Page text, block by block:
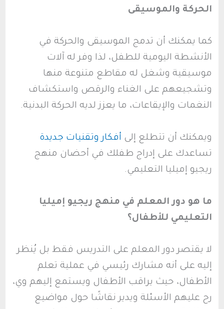
الحركة والموسيقى
كما يمكنك أن تدمج الموسيقى والحركة في
الأنشطة اليومية للطفل، لذا وفر له آلات
موسيقية وشغل له مقاطع متنوعة منها
وتشجيعهم على الغناء والرقص واستكشاف
النغمات والإيقاعات، ما يعزز لديه الحركة البدنية.
ويمكنك أن تتطلع إلى أفكار وتقنيات جديدة
تساعدك على إدراج طفلك في أحضان منهج
ريجيو إميليا التعليمي.
ما هو دور المعلم في منهج ريجيو إميليا
التعليمي للأطفال؟
لا يقتصر دور المعلم على التدريس فقط بل يُنظر
إليه على أنه مشارك رئيسي في عملية تعلم
الأطفال، حيث يراقب الأطفال ويستمع إليهم وي،
رح عليهم الأسئلة ويدير نقاشًا حول مواضيع